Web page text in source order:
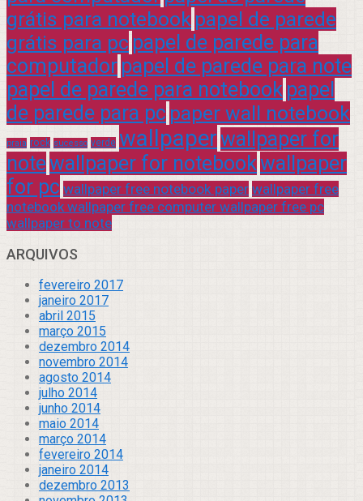
grátis para notebook papel de parede
grátis para pc papel de parede para
computador papel de parede para note
papel de parede para notebook papel
de parede para pc paper wall notebook
praia rock sucesso verde wallpaperwallpaper for
notewallpaper for notebookwallpaper
for pc wallpaper free notebook paper wallpaper free
notebook wallpaper free computer wallpaper free pc
wallpaper to note
ARQUIVOS
fevereiro 2017
janeiro 2017
abril 2015
março 2015
dezembro 2014
novembro 2014
agosto 2014
julho 2014
junho 2014
maio 2014
março 2014
fevereiro 2014
janeiro 2014
dezembro 2013